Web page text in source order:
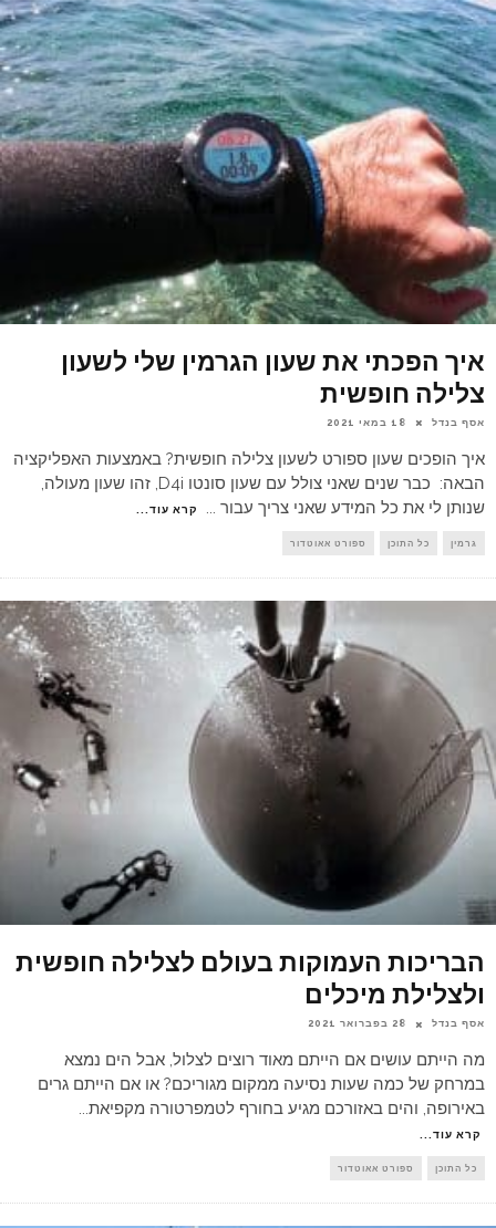
איך הפכתי את שעון הגרמין שלי לשעון
צלילה חופשית
אסף בנדל 18 במאי 2021
איך הופכים שעון ספורט לשעון צלילה חופשית? באמצעות האפליקציה
הבאה: כבר שנים שאני צולל עם שעון סונטו D4i, זהו שעון מעולה,
שנותן לי את כל המידע שאני צריך עבור ... קרא עוד...
גרמין כל התוכן ספורט אאוטדור
הבריכות העמוקות בעולם לצלילה חופשית
ולצלילת מיכלים
אסף בנדל 28 בפברואר 2021
מה הייתם עושים אם הייתם מאוד רוצים לצלול, אבל הים נמצא
במרחק של כמה שעות נסיעה ממקום מגוריכם? או אם הייתם גרים
באירופה, והים באזורכם מגיע בחורף לטמפרטורה מקפיאת...
קרא עוד...
כל התוכן ספורט אאוטדור